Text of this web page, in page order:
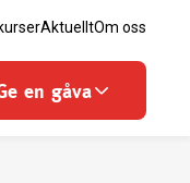
AktuelltOm oss
en gåva